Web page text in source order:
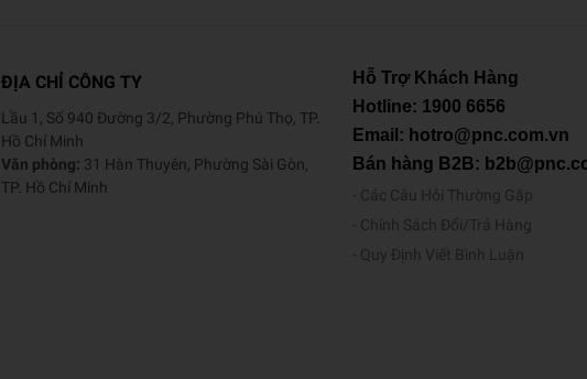
ĐỊA CHỈ CÔNG TY
Lầu 1, Số 940 Đường 3/2, Phường Phú Thọ, TP.
Hồ Chí Minh
Văn phòng: 31 Hàn Thuyên, Phường Sài Gòn,
TP. Hồ Chí Minh
Hỗ Trợ Khách Hàng
Hotline: 1900 6656
Email: hotro@pnc.com.vn
Bán hàng B2B:
Các Câu Hỏi Thường Gặp
Chính Sách Đổi/Trả Hàng
Quy Định Viết Bình Luận